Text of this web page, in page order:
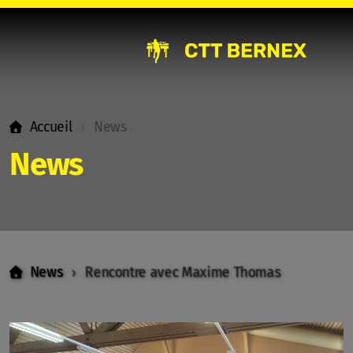
Accueil News
News
News Rencontre avec Maxime Thomas
FAQ
Bernex 3 élite